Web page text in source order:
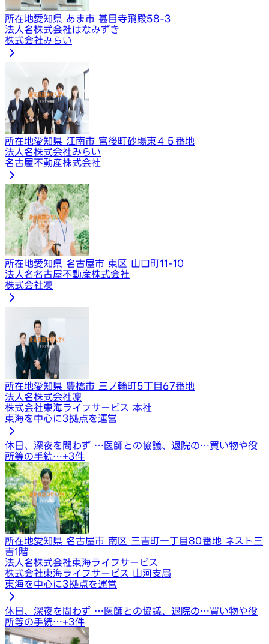
所在地愛知県 あま市 甚目寺飛殿58-3
法人名株式会社はなみずき
株式会社みらい
所在地愛知県 江南市 宮後町砂場東４５番地
法人名株式会社みらい
名古屋不動産株式会社
所在地愛知県 名古屋市 東区 山口町11-10
法人名名古屋不動産株式会社
株式会社凜
所在地愛知県 豊橋市 三ノ輪町5丁目67番地
法人名株式会社凜
株式会社東海ライフサービス 本社
東海を中心に3拠点を運営
休日、深夜を問わず …医師との協議、退院の…買い物や役
所等の手続…+3件
所在地愛知県 名古屋市 南区 三吉町一丁目80番地 ネスト三
吉1階
法人名株式会社東海ライフサービス
株式会社東海ライフサービス 山河支局
東海を中心に3拠点を運営
休日、深夜を問わず …医師との協議、退院の…買い物や役
所等の手続…+3件